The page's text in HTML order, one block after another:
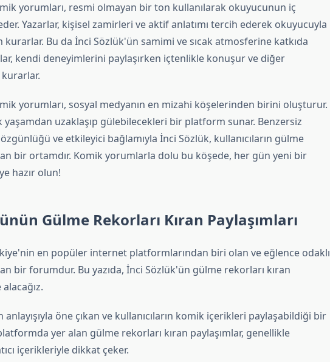
yorumları, resmi olmayan bir ton kullanılarak okuyucunun iç
Yazarlar, kişisel zamirleri ve aktif anlatımı tercih ederek okuyucuyla
Bu da İnci Sözlük'ün samimi ve sıcak atmosferine katkıda
kendi deneyimlerini paylaşırken içtenlikle konuşur ve diğer
kurarlar.
yorumları, sosyal medyanın en mizahi köşelerinden birini oluşturur.
yaşamdan uzaklaşıp gülebilecekleri bir platform sunar. Benzersiz
ve etkileyici bağlamıyla İnci Sözlük, kullanıcıların gülme
bir ortamdır. Komik yorumlarla dolu bu köşede, her gün yeni bir
hazır olun!
Gülme Rekorları Kıran Paylaşımları
en popüler internet platformlarından biri olan ve eğlence odaklı
bir forumdur. Bu yazıda, İnci Sözlük'ün gülme rekorları kıran
alacağız.
öne çıkan ve kullanıcıların komik içerikleri paylaşabildiği bir
yer alan gülme rekorları kıran paylaşımlar, genellikle
içerikleriyle dikkat çeker.